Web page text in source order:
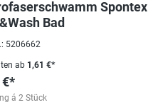
Spontex
Bad
5206662
ab 1,61 €*
€*
á 2 Stück